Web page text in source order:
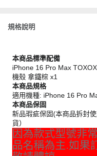
規格說明
本商品標準配備
iPhone 16 Pro Max
機殼 拿鐵棕 x1
本商品規格
適用機種: iPhone 16 Pro
本商品保固
新品瑕疵保固(本商品拆封
貨）
因為款式型號非
品名稱為主.如果